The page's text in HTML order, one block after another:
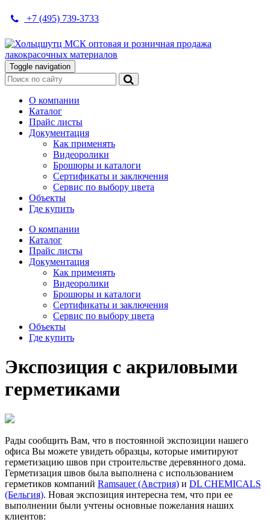
+7 (495) 739-3733
Toggle navigation
О компании
Каталог
Прайс листы
Документация
Как применять
Видеоролики
Брошюры и каталоги
Сертификаты и заключения
Сервис по выбору цвета
Объекты
Где купить
О компании
Каталог
Прайс листы
Документация
Как применять
Видеоролики
Брошюры и каталоги
Сертификаты и заключения
Сервис по выбору цвета
Объекты
Где купить
Экспозиция с акрило­выми
герметиками
Рады сообщить Вам, что в постоянной экспозиции нашего
офиса Вы можете увидеть образцы, которые имитируют
герметизацию швов при строительстве деревянного дома.
Герметизация швов была выполнена с использованием
герметиков компаний Ramsauer (Австрия) и DL CHEMICALS
(Бельгия). Новая экспозиция интересна тем, что при ее
выполнении были учтены основные пожелания наших
клиентов: